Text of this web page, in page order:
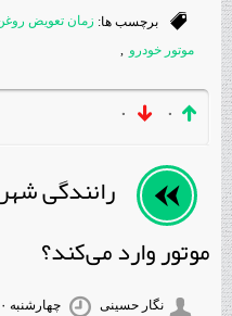
برچسب ها: زمان تعويض
موتور خودرو
۰ ۰
رانندگی
موتور وارد می‌کند؟
نگار حسینی چهارشنبه ۱۰ تیر ۰۵ ۱۱:۰۵